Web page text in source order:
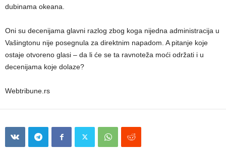
dubinama okeana.
Oni su decenijama glavni razlog zbog koga nijedna administracija u
Vašingtonu nije posegnula za direktnim napadom. A pitanje koje
ostaje otvoreno glasi – da li će se ta ravnoteža moći održati i u
decenijama koje dolaze?
Webtribune.rs